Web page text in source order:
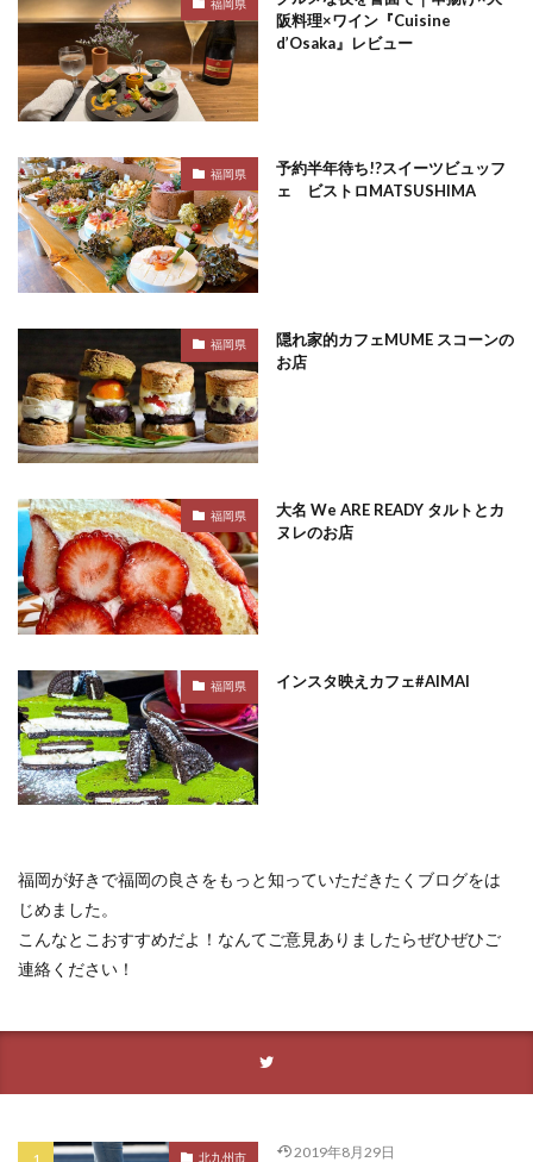
福岡県
阪料理×ワイン『Cuisine
d’Osaka』レビュー
福岡県
予約半年待ち!?スイーツビュッフ
ェ ビストロMATSUSHIMA
福岡県
隠れ家的カフェMUME スコーンの
お店
福岡県
大名 We ARE READY タルトとカ
ヌレのお店
福岡県 インスタ映えカフェ#AIMAI
福岡が好きで福岡の良さをもっと知っていただきたくブログをは
じめました。
こんなとこおすすめだよ！なんてご意見ありましたらぜひぜひご
連絡ください！
北九州市 2019年8月29日